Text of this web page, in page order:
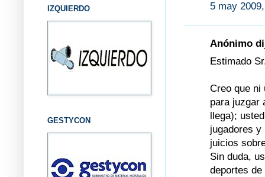
5 may
Anónimo
Estimado
Creo que ni
para juzgar
llega);
jugadores
juicios
Sin duda,
deportes
IZQUIERDO
GESTYCON